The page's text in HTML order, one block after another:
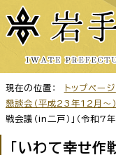
現在の位置： トップページ
懇談会（平成23年12月～）
戦会議（in二戸）」（令和7
「いわて幸せ作